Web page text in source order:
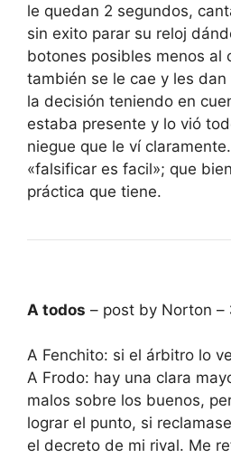
le quedan 2 segundos,
sin exito parar su reloj
botones posibles menos al
también se le cae y les
la decisión teniendo en
estaba presente y lo vió
niegue que le ví
«falsificar es facil»; que
práctica que tiene.
A todos – post by Norton –
A Fenchito: si el árbitro lo
A Frodo: hay una clara
malos sobre los buenos,
lograr el punto, si
el decreto de mi rival. Me